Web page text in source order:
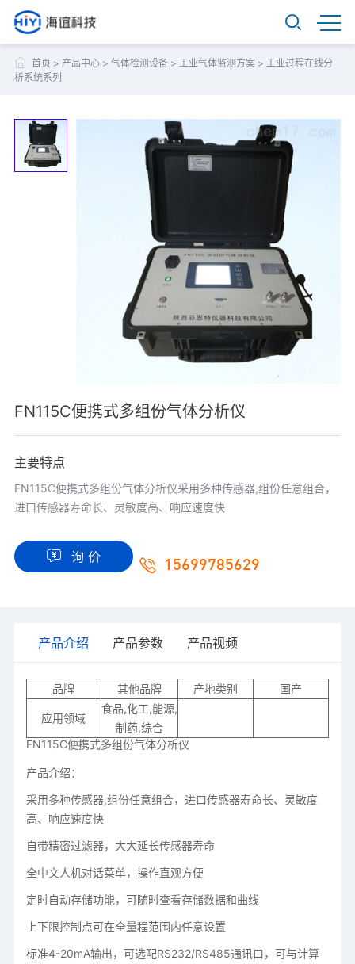
首页 > 产品中心> 气体检测设备> 工业气体监测方案> 工业过程在线分
析系统系列
FN115C便携式多组份气体分析仪
主要特点
FN115C便携式多组份气体分析仪采用多种传感器,组份任意组合，
进口传感器寿命长、灵敏度高、响应速度快
询 价 15699785629
产品介绍 产品参数 产品视频
品牌 其他品牌 产地类别 国产
应用领域
食品,化工,能源,
制药,综合
FN115C便携式多组份气体分析仪
产品介绍：
采用多种传感器,组份任意组合，进口传感器寿命长、灵敏度
高、响应速度快
自带精密过滤器，大大延长传感器寿命
全中文人机对话菜单，操作直观方便
定时自动存储功能，可随时查看存储数据和曲线
上下限控制点可在全量程范围内任意设置
标准4-20mA输出，可选配RS232/RS485通讯口，可与计算